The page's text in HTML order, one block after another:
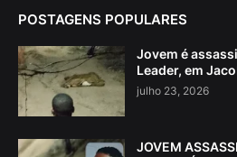
POSTAGENS POPULARES
Jovem é
Leader, em
julho 23, 2026
JOVEM